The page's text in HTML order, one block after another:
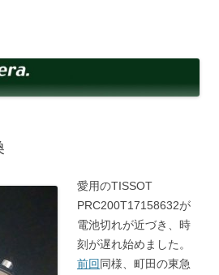
愛用のTISSOT
PRC200T17158632が
電池切れが近づき、時
刻が遅れ始めました。
前回同様、町田の東急